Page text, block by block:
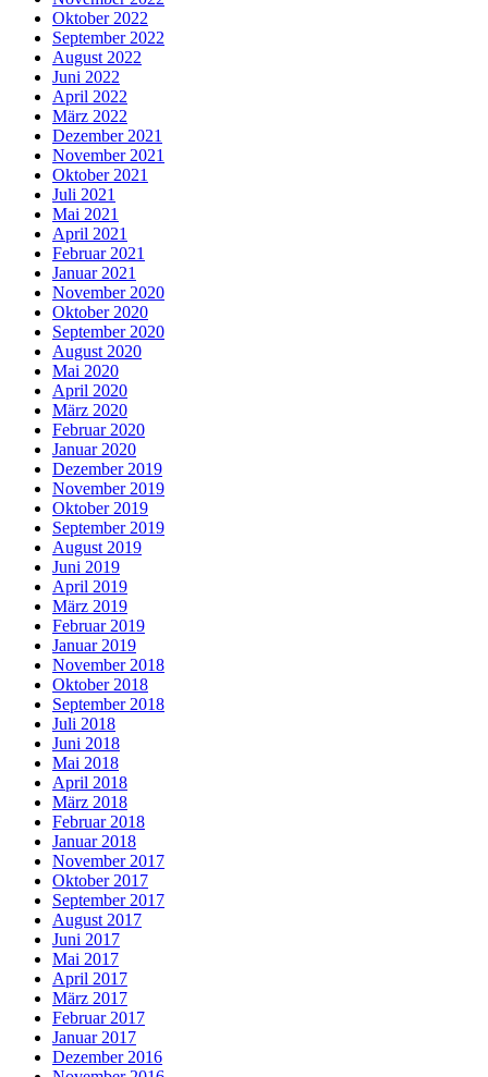
Oktober 2022
September 2022
August 2022
Juni 2022
April 2022
März 2022
Dezember 2021
November 2021
Oktober 2021
Juli 2021
Mai 2021
April 2021
Februar 2021
Januar 2021
November 2020
Oktober 2020
September 2020
August 2020
Mai 2020
April 2020
März 2020
Februar 2020
Januar 2020
Dezember 2019
November 2019
Oktober 2019
September 2019
August 2019
Juni 2019
April 2019
März 2019
Februar 2019
Januar 2019
November 2018
Oktober 2018
September 2018
Juli 2018
Juni 2018
Mai 2018
April 2018
März 2018
Februar 2018
Januar 2018
November 2017
Oktober 2017
September 2017
August 2017
Juni 2017
Mai 2017
April 2017
März 2017
Februar 2017
Januar 2017
Dezember 2016